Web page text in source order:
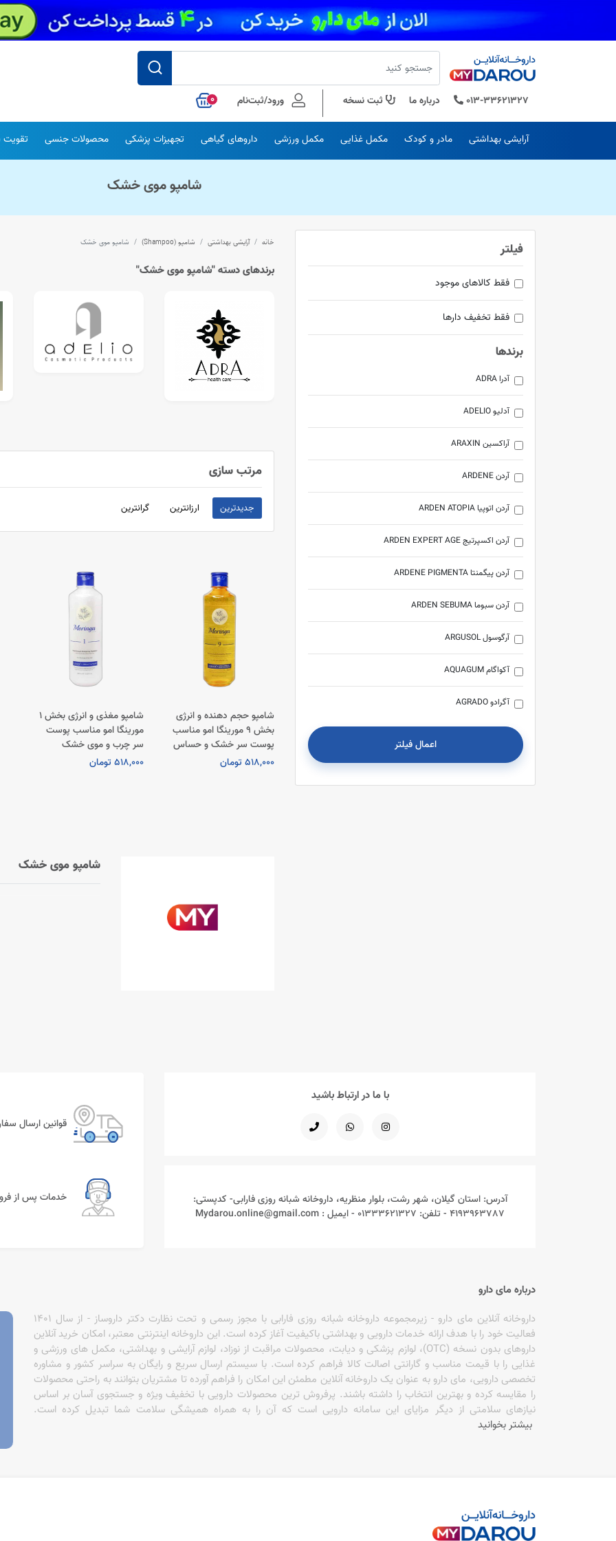
013-33621327 درباره ما ثبت نسخه ورود/ثبت‌نام 0
آرایشی بهداشتی مادر و کودک مکمل غذایی مکمل ورزشی داروهای گیاهی تجهیزات پزشکی محصولات جنسی تقویت
شامپو موی خشک
فیلتر
فقط کالاهای موجود
فقط تخفیف دارها
برندها
آدرا ADRA
آدلیو ADELIO
آراکسین ARAXIN
آردن ARDENE
آردن اتوپیا ARDEN ATOPIA
آردن اکسپرتیج ARDEN EXPERT AGE
آردن پیگمنتا ARDENE PIGMENTA
آردن سبوما ARDEN SEBUMA
آرگوسول ARGUSOL
آکواگام AQUAGUM
آگرادو AGRADO
الارو ELLARO
الیوکس OLIVEX
ام کیو MIRACULOUS QUALITY
اموفیلیا EMOPHILIA
انرژی ENERGY
انلیل ENLIL
اورلین URELIN
اعمال فیلتر
خانه آرایشی بهداشتی شامپو (Shampoo) شامپو موی خشک
برندهای دسته "شامپو موی خشک"
مرتب سازی
جدیدترین ارزانترین گرانترین
شامپو حجم دهنده و انرژی
بخش 9 مورینگا امو مناسب
پوست سر خشک و حساس
518,000 تومان
شامپو مغذی و انرژی بخش 1
مورینگا امو مناسب پوست
سر چرب و موی خشک
518,000 تومان
شامپو موی خشک
با ما در ارتباط باشید
آدرس: استان گیلان، شهر رشت، بلوار منظریه، داروخانه شبانه روزی فارابی- کدپستی:
4193963787 - تلفن: 01333621327 - ایمیل : Mydarou.online@gmail.com
قوانین ارسال
خدمات پس از
درباره مای دارو
داروخانه آنلاین مای دارو - زیرمجموعه داروخانه شبانه روزی فارابی با مجوز رسمی و تحت نظارت دکتر داروساز - از سال 1401
فعالیت خود را با هدف ارائه خدمات دارویی و بهداشتی باکیفیت آغاز کرده است. این داروخانه اینترنتی معتبر، امکان خرید آنلاین
داروهای بدون نسخه (OTC)، لوازم پزشکی و دیابت، محصولات مراقبت از نوزاد، لوازم آرایشی و بهداشتی، مکمل های ورزشی و
غذایی را با قیمت مناسب و گارانتی اصالت کالا فراهم کرده است. با سیستم ارسال سریع و رایگان به سراسر کشور و مشاوره
تخصصی دارویی، مای دارو به عنوان یک داروخانه آنلاین مطمئن این امکان را فراهم آورده تا مشتریان بتوانند به راحتی محصولات
را مقایسه کرده و بهترین انتخاب را داشته باشند. پرفروش ترین محصولات دارویی با تخفیف ویژه و جستجوی آسان بر اساس
نیازهای سلامتی از دیگر مزایای این سامانه دارویی است که آن را به همراه همیشگی سلامت شما تبدیل کرده است.
بیشتر بخوانید